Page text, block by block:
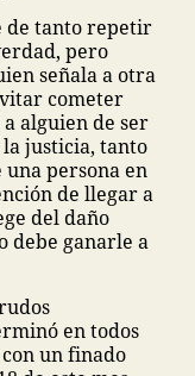
de tanto repetir
pero
señala a otra
cometer
alguien de ser
la justicia, tanto
persona en
de llegar a
del daño
debe ganarle a
en todos
un finado